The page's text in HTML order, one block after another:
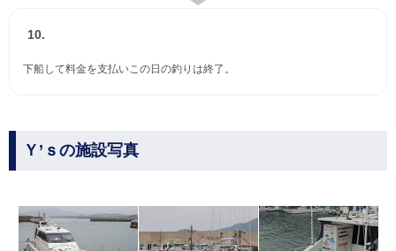
10.
下船して料金を支払いこの日の釣りは終了。
Ｙ’ｓの施設写真